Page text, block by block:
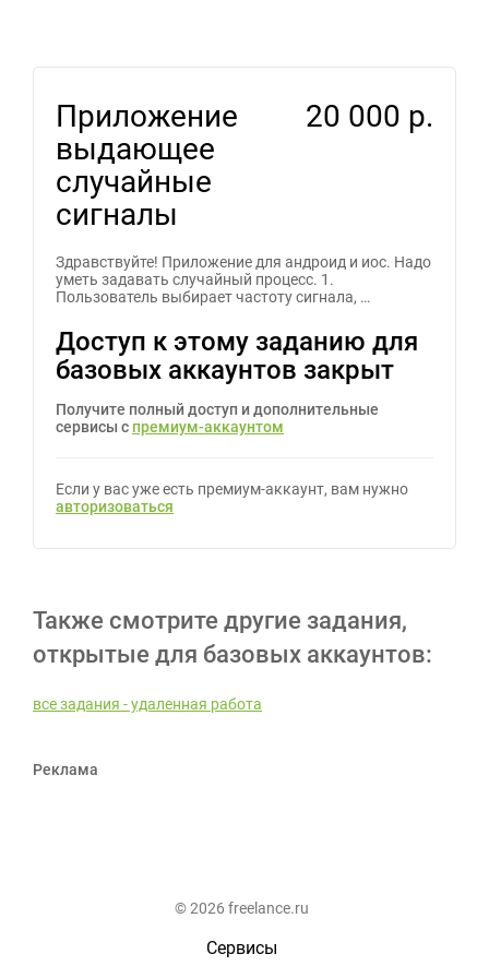
Приложение
выдающее
случайные
сигналы
20 000 р.
Здравствуйте! Приложение для андроид и иос. Надо
уметь задавать случайный процесс. 1.
Пользователь выбирает частоту сигнала, …
Доступ к этому заданию для
базовых аккаунтов закрыт
Получите полный доступ и дополнительные
сервисы с премиум-аккаунтом
Если у вас уже есть премиум-аккаунт, вам нужно
авторизоваться
Также смотрите другие задания,
открытые для базовых аккаунтов:
все задания - удаленная работа
Реклама
© 2026 freelance.ru
Сервисы